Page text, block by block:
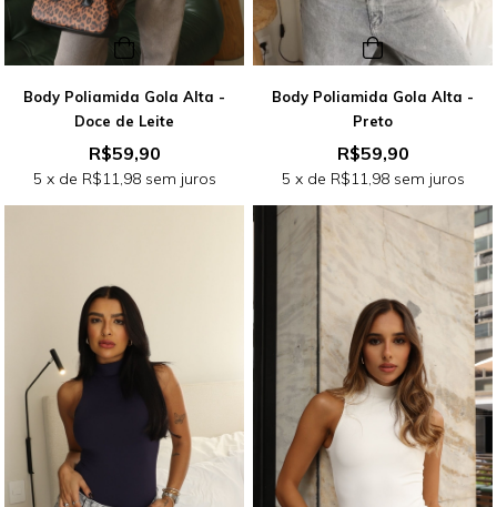
Body Poliamida Gola Alta -
Doce de Leite
R$59,90
5 x de R$11,98 sem juros
Body Poliamida Gola Alta -
Preto
R$59,90
5 x de R$11,98 sem juros